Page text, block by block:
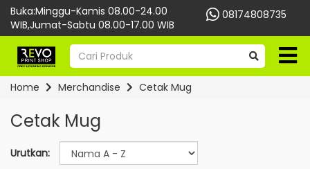
Buka:Minggu-Kamis 08.00-24.00
WIB,Jumat-Sabtu 08.00-17.00 WIB
08174808735
Home Merchandise Cetak Mug
Cetak Mug
Urutkan: